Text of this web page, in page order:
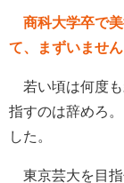
商科大学卒で
て、まずいません
若い頃は何度も
指すのは辞めろ
した。
東京芸大を目指